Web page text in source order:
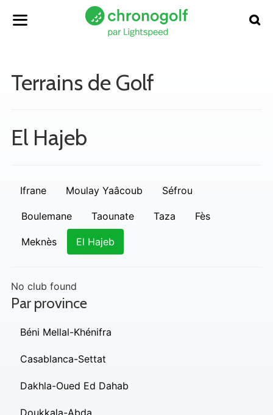
Terrains de Golf
El Hajeb
Ifrane Moulay Yaâcoub Séfrou
Boulemane Taounate Taza Fès
Meknès El Hajeb
No club found
Par province
Béni Mellal-Khénifra
Casablanca-Settat
Dakhla-Oued Ed Dahab
Doukkala-Abda